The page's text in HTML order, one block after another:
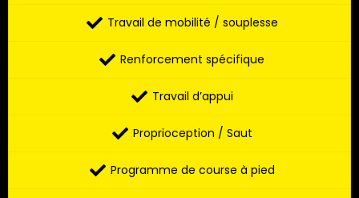
Travail de mobilité / souplesse
Renforcement spécifique
Travail d’appui
Proprioception / Saut
Programme de course à pied